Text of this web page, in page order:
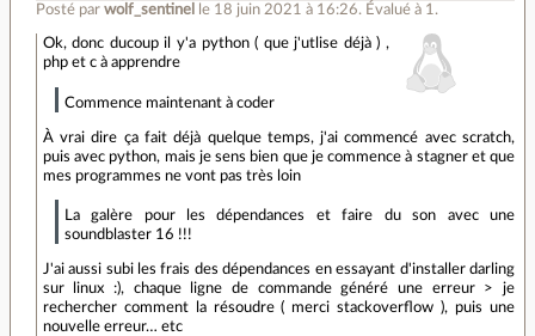
Posté par wolf_sentinel le 18 juin 2021 à 16:26. Évalué à 1 .
Ok, donc ducoup il y'a python ( que j'utlise déjà ) ,
php et c à apprendre
Commence maintenant à coder
À vrai dire ça fait déjà quelque temps, j'ai commencé avec scratch,
puis avec python, mais je sens bien que je commence à stagner et que
mes programmes ne vont pas très loin
La galère pour les dépendances et faire du son avec une
soundblaster 16 !!!
J'ai aussi subi les frais des dépendances en essayant d'installer darling
sur linux :), chaque ligne de commande généré une erreur > je
rechercher comment la résoudre ( merci stackoverflow ), puis une
nouvelle erreur… etc